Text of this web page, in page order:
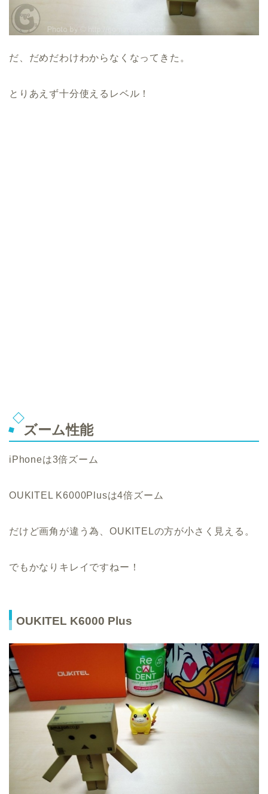
だ、だめだわけわからなくなってきた。
とりあえず十分使えるレベル！
ズーム性能
iPhoneは3倍ズーム
OUKITEL K6000Plusは4倍ズーム
だけど画角が違う為、OUKITELの方が小さく見える。
でもかなりキレイですねー！
OUKITEL K6000 Plus